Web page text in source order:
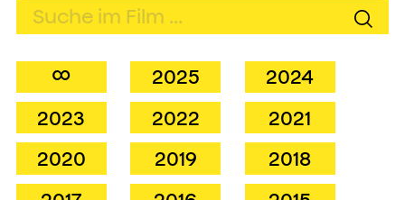
∞ 2025
2024
2023
2022
2021
2020
2019
2018